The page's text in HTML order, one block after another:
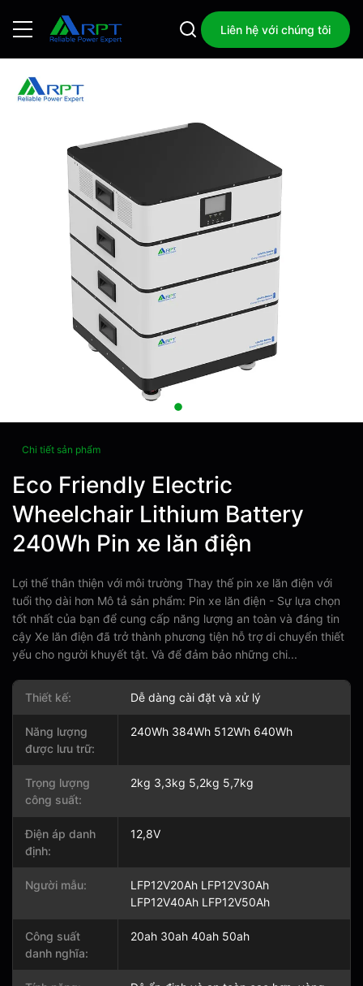
Liên hệ với chúng tôi
Chi tiết sản phẩm
Eco Friendly Electric
Wheelchair Lithium Battery
240Wh Pin xe lăn điện
Lợi thế thân thiện với môi trường Thay thế pin xe lăn điện với
tuổi thọ dài hơn Mô tả sản phẩm: Pin xe lăn điện - Sự lựa chọn
tốt nhất của bạn để cung cấp năng lượng an toàn và đáng tin
cậy Xe lăn điện đã trở thành phương tiện hỗ trợ di chuyển thiết
yếu cho người khuyết tật. Và để đảm bảo những chi...
Thiết kế: Dễ dàng cài đặt và xử lý
Năng lượng
được lưu trữ:
240Wh 384Wh 512Wh 640Wh
Trọng lượng
công suất:
2kg 3,3kg 5,2kg 5,7kg
Điện áp danh
định:
12,8V
Người mẫu:
LFP12V20Ah LFP12V30Ah
LFP12V40Ah LFP12V50Ah
Công suất
danh nghĩa:
20ah 30ah 40ah 50ah